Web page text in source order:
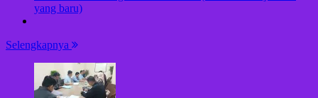
yang baru)
Selengkapnya